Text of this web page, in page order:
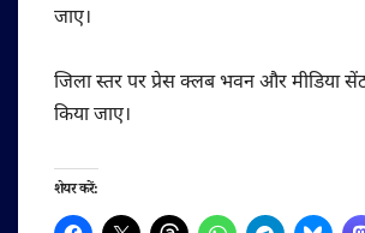
जाए।
जिला स्तर पर प्रेस क्लब भवन और मीडिया
किया जाए।
शेयर करें: